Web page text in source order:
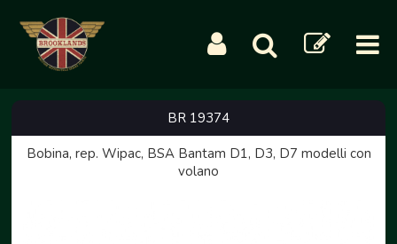
BR 19374
Bobina, rep. Wipac, BSA Bantam D1, D3, D7 modelli con
volano